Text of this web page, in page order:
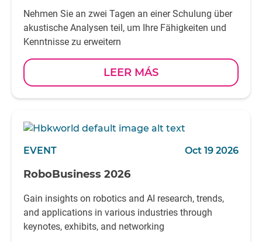
Nehmen Sie an zwei Tagen an einer Schulung über
akustische Analysen teil, um Ihre Fähigkeiten und
Kenntnisse zu erweitern
LEER MÁS
EVENT Oct 19 2026
RoboBusiness 2026
Gain insights on robotics and AI research, trends,
and applications in various industries through
keynotes, exhibits, and networking